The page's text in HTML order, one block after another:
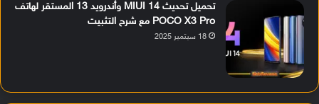
تحميل تحديث MIUI 14 وأندرويد 13 المستقر لهاتف
POCO X3 Pro مع شرح التثبيت
18 سبتمبر 2025